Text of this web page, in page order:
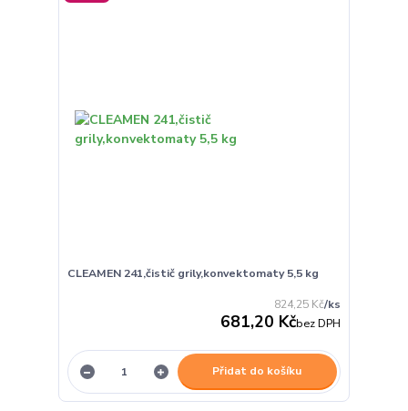
CLEAMEN 241,čistič grily,konvektomaty 5,5 kg
824,25 Kč/ks
681,20 Kčbez DPH
Přidat do košíku